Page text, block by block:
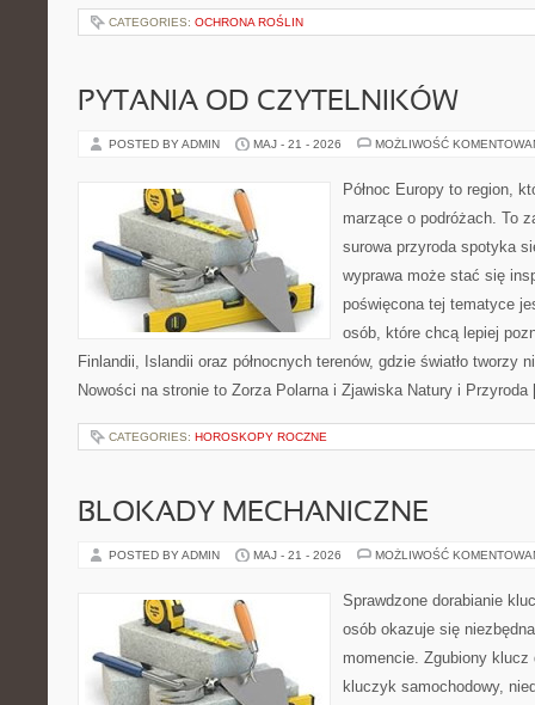
CATEGORIES: OCHRONA ROŚLIN
PYTANIA OD CZYTELNIKÓW
POSTED BY ADMIN MAJ - 21 - 2026 MOŻLIWOŚĆ
Północ Europy to region,
marzące o podróżach. To
surowa przyroda spotyka
wyprawa może stać się
poświęcona tej tematyce
osób, które chcą lepiej
Finlandii, Islandii oraz północnych terenów, gdzie światło tworzy
Nowości na stronie to Zorza Polarna i Zjawiska Natury i
CATEGORIES: HOROSKOPY ROCZNE
BLOKADY MECHANICZNE
POSTED BY ADMIN MAJ - 21 - 2026 MOŻLIWOŚĆ
Sprawdzone dorabianie
osób okazuje się
momencie. Zgubiony
kluczyk samochodowy,